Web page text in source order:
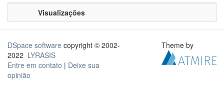
Visualizações
DSpace software copyright © 2002-
2022 LYRASIS
Entre em contato | Deixe sua
opinião
Theme by